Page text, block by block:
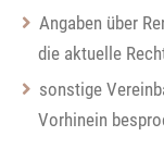
Angaben über
die aktuelle
sonstige
Vorhinein